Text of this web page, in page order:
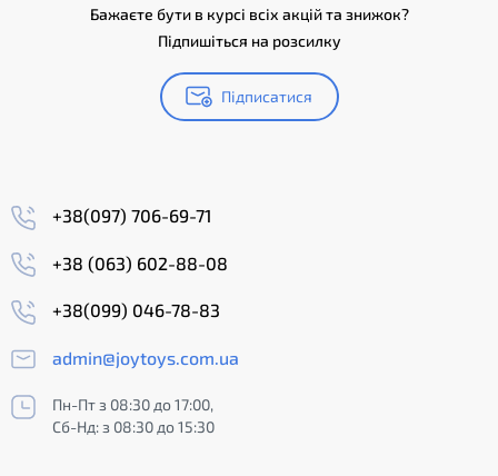
Бажаєте бути в курсі всіх акцій та знижок?
Підпишіться на розсилку
Підписатися
+38(097) 706-69-71
+38 (063) 602-88-08
+38(099) 046-78-83
admin@joytoys.com.ua
Пн-Пт з 08:30 до 17:00,
Сб-Нд: з 08:30 до 15:30